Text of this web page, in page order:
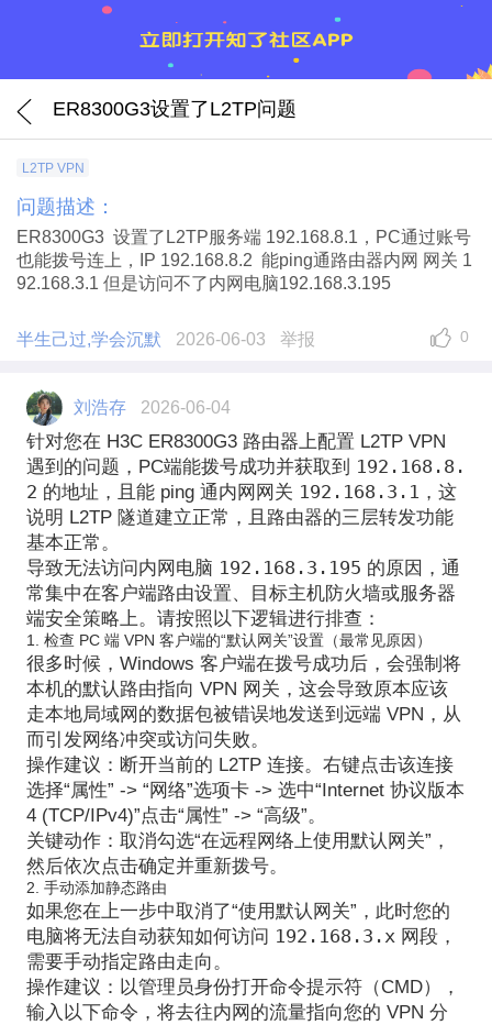
ER8300G3设置了L2TP问题
L2TP VPN
问题描述：
ER8300G3 设置了L2TP服务端 192.168.8.1，PC通过账号
也能拨号连上，IP 192.168.8.2 能ping通路由器内网 网关 1
92.168.3.1 但是访问不了内网电脑192.168.3.195
半生己过,学会沉默 2026-06-03 举报 0
刘浩存 2026-06-04
针对您在 H3C ER8300G3 路由器上配置 L2TP VPN
遇到的问题，PC端能拨号成功并获取到 192.168.8.
2 的地址，且能 ping 通内网网关 192.168.3.1 ，这
说明 L2TP 隧道建立正常，且路由器的三层转发功能
基本正常。
导致无法访问内网电脑 192.168.3.195 的原因，通
常集中在客户端路由设置、目标主机防火墙或服务器
端安全策略上。请按照以下逻辑进行排查：
1. 检查 PC 端 VPN 客户端的“默认网关”设置（最常见原因）
很多时候，Windows 客户端在拨号成功后，会强制将
本机的默认路由指向 VPN 网关，这会导致原本应该
走本地局域网的数据包被错误地发送到远端 VPN，从
而引发网络冲突或访问失败。
操作建议 ：断开当前的 L2TP 连接。右键点击该连接
选择“属性” -> “网络”选项卡 -> 选中“Internet 协议版本
4 (TCP/IPv4)”点击“属性” -> “高级”。
关键动作： 取消勾选“在远程网络上使用默认网关” ，
然后依次点击确定并重新拨号。
2. 手动添加静态路由
如果您在上一步中取消了“使用默认网关”，此时您的
电脑将无法自动获知如何访问 192.168.3.x网段，
需要手动指定路由走向。
操作建议 ：以管理员身份打开命令提示符（CMD），
输入以下命令，将去往内网的流量指向您的 VPN 分